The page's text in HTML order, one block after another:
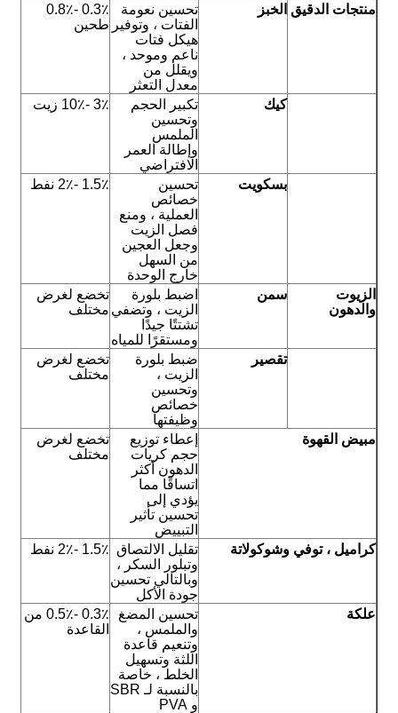
منتجات الدقيق الخبز
تحسين نعومة
الفتات ، وتوفير
هيكل فتات
ناعم وموحد ،
ويقلل من
معدل التعثر
0.3٪ -0.8٪
طحين
كيك
تكبير الحجم
وتحسين
الملمس
وإطالة العمر
الافتراضي
3٪ -10٪ زيت
بسكويت
تحسين
خصائص
العملية ، ومنع
فصل الزيت
وجعل العجين
من السهل
خارج الوحدة
1.5٪ -2٪ نفط
الزيوت
والدهون
سمن
اضبط بلورة
الزيت ، وتضفي
تشتتًا جيدًا
ومستقرًا للمياه
تخضع لغرض
مختلف
تقصير
ضبط بلورة
الزيت ،
وتحسين
خصائص
وظيفتها
تخضع لغرض
مختلف
مبيض القهوة
إعطاء توزيع
حجم كريات
الدهون أكثر
اتساقًا مما
يؤدي إلى
تحسين تأثير
التبييض
تخضع لغرض
مختلف
كراميل ، توفي وشوكولاتة
تقليل الالتصاق
وتبلور السكر ،
وبالتالي تحسين
جودة الأكل
1.5٪ -2٪ نفط
علكة
تحسين المضغ
والملمس ،
وتنعيم قاعدة
اللثة وتسهيل
الخلط ، خاصة
بالنسبة لـ SBR
و PVA
0.3٪ -0.5٪ من
القاعدة